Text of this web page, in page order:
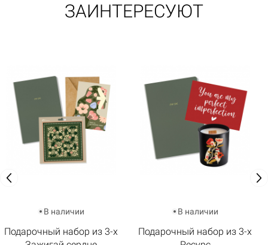
ЗАИНТЕРЕСУЮТ
В наличии
Подарочный набор из 3-х
В наличии
Подарочный набор из 3-х